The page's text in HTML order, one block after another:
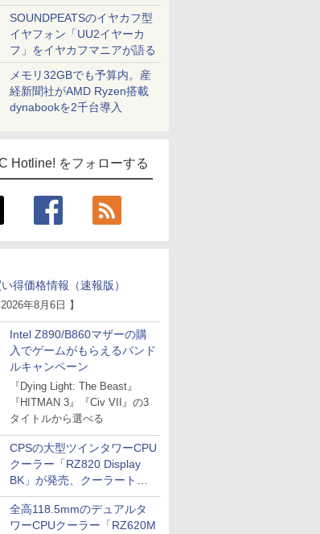
SOUNDPEATSのイヤカフ型
イヤフォン「UU2イヤーカ
フ」をイヤカフマニアが語る
メモリ32GBでも予算内。産
経新聞社がAMD Ryzen搭載
dynabookを2千台導入
Hotline! をフォローする
得価格情報（速報版）
年8月6日 】
Intel Z890/B860マザーの購
入でゲームがもらえるバンド
ルキャンペーン
『Dying Light: The Beast』
『HITMAN 3』『Civ VII』の3
タイトルから選べる
CPSの大型ツインタワーCPU
クーラー「RZ820 Display
BK」が発売、クーラートッ
プに5インチ液晶搭載
全高118.5mmのデュアルタ
ワーCPUクーラー「RZ620M
Comic curea
パブファンセルフ
ネットワーク
TシャツPOD pTa.shop
カスタム写真集POD fabli